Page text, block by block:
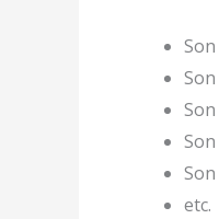
etc.